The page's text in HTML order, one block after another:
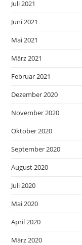
Juli 2021
Juni 2021
Mai 2021
März 2021
Februar 2021
Dezember 2020
November 2020
Oktober 2020
September 2020
August 2020
Juli 2020
Mai 2020
April 2020
März 2020